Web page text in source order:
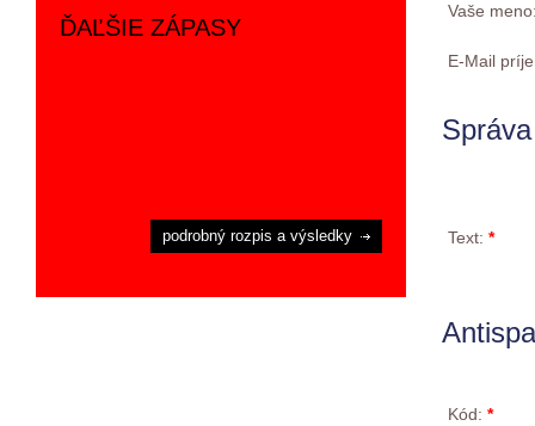
Vaše
E-Mail
Správa
Text: *
Kód: *
ĎAĽŠIE ZÁPASY
podrobný rozpis a výsledky